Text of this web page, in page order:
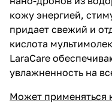
кожу энергией,
придает свежий и
кислота
LaraCare
увлажненность на
Может применяться